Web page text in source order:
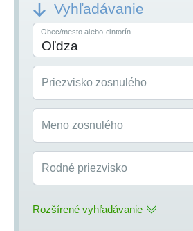
Vyhľadávanie
Obec/mesto alebo cintorín
Priezvisko zosnulého
Meno zosnulého
Rodné priezvisko
Rozšírené vyhľadávanie